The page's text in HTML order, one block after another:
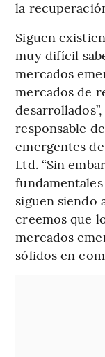
la
Siguen
muy difícil
mercados
mercados de
responsable
emergentes
Ltd. “Sin
siguen siendo
creemos que
mercados
sólidos en